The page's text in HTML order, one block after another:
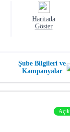
Haritada
Göster
Şube Bilgileri ve
Kampanyalar
Açık